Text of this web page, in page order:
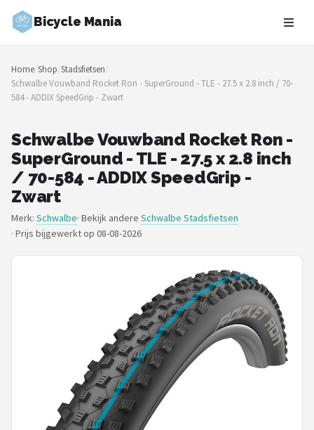
Bicycle Mania
Zoeken
NAVIGATIE
Shop
Merken
Blog
Fietsroutes
Kinderfietsen
Mountainbikes
POPULAIRE MERKEN
Home/Shop/Stadsfietsen/
Schwalbe Vouwband Rocket Ron - SuperGround - TLE - 27.5 x 2.8 inch / 70-
584 - ADDIX SpeedGrip - Zwart
Schwalbe Vouwband Rocket Ron -
SuperGround - TLE - 27.5 x 2.8 inch
/ 70-584 - ADDIX SpeedGrip -
Zwart
Merk: Schwalbe· Bekijk andere Schwalbe Stadsfietsen
· Prijs bijgewerkt op 08-08-2026